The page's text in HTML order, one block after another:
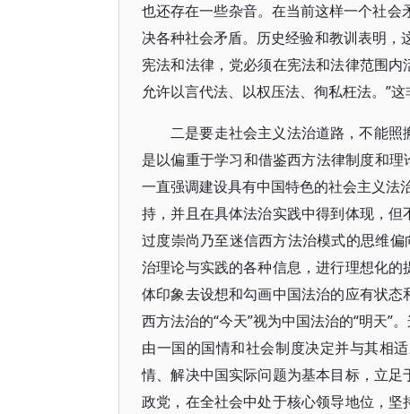
也还存在一些杂音。在当前这样一个社
决各种社会矛盾。历史经验和教训表明，
宪法和法律，党必须在宪法和法律范围
允许以言代法、以权压法、徇私枉法。”这
二是要走社会主义法治道路，不能
是以偏重于学习和借鉴西方法律制度和
一直强调建设具有中国特色的社会主义法
持，并且在具体法治实践中得到体现，
过度崇尚乃至迷信西方法治模式的思维
治理论与实践的各种信息，进行理想化
体印象去设想和勾画中国法治的应有状
西方法治的“今天”视为中国法治的“明天”
由一国的国情和社会制度决定并与其相
情、解决中国实际问题为基本目标，立
政党，在全社会中处于核心领导地位，